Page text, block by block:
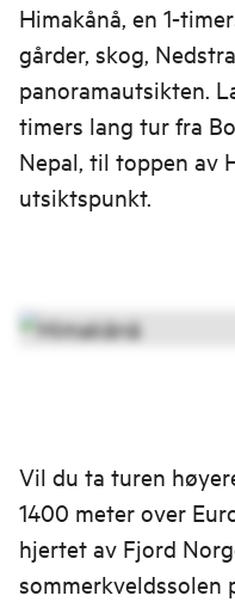
Himakånå, en 1-
gårder, skog,
panoramautsikten.
timers lang tur fra
Nepal, til toppen av
utsiktspunkt.
Vil du ta turen
1400 meter over
hjertet av Fjord
sommerkveldssolen